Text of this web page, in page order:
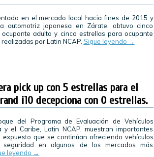
en el mercado local hacia fines de 2015 y
automotriz japonesa en Zárate, obtuvo cinco
adulto y cinco estrellas para ocupante
por Latin NCAP. Sigue leyendo →
pick up con 5 estrellas para el
i10 decepciona con 0 estrellas.
del Programa de Evaluación de Vehículos
y el Caribe, Latin NCAP, muestran importantes
que se continúan ofreciendo vehículos
en algunos de los mercados más
leyendo →